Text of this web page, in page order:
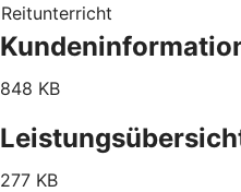
Reitunterricht
848 KB
277 KB